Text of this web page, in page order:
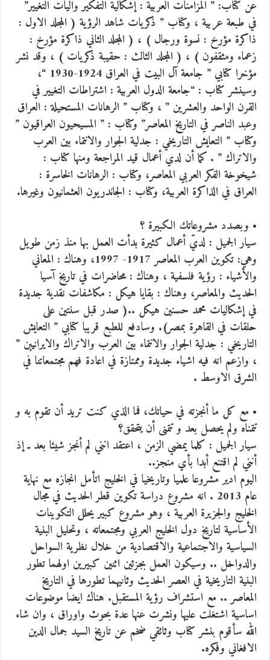
عن كتاب: ” المزامنات العربية : إشكالية التفكير وآليات التغيير”
في طبعة عربية ، وكتاب ” ذكريات شاهد الرؤية ( المجلد الاول :
ذاكرة مؤرخ : نسوة ورجال ) ، ( المجلد الثاني ذاكرة مؤرخ :
زعماء ومثقفون ) ، ( المجلد الثالث : حقيبة ذكريات ) ، وقد نشر
مؤخرا كتابي ” جامعة آل البيت في العراق 1924-1930 “،
وسينشر كتاب : “جامعة الدول العربية : اشتراطات التغيير في
القرن الواحد والعشرين ” ، وكتاب ” الرهانات المستحيلة : العراق
وعبد الناصر في التاريخ المعاصر” وكتاب : ” المسيحيون العراقيون ”
وكتاب ” التعايش التاريخي : جدلية الجوار والانتماء بين العرب
والاتراك ” . كما أن لدي أعمال قيد المراجعة ومنها كتاب :
شيخوخة الفكر العربي المعاصر، وكتاب : الرهانات الخاسرة :
العراق في الذاكرة العربية، وكتاب : الجاندريون العثمانيون وغيرها.
• وبصدد مشروعاتك الكبيرة ؟
سيار الجميل : لديّ أعمال كثيرة بدأت العمل بها منذ زمن طويل
وهي: تكوين العرب المعاصر 1917- 1997، وهناك : المعاني
والأشياء : رؤية فلسفية ، وهناك : محاضرات في تاريخ آسيا
الحديث والمعاصر، وهناك : بقايا هيكل : مكاشفات نقدية جديدة
في إشكاليات محمد حسنين هيكل ..( صدر قبل سنتين على
حلقات في القاهرة بمصر). وسادفع للطبع قريبا كتابي ” التعايش
التاريخي : جدلية الجوار والانتماء بين العرب والاتراك والايرانيين ”
، وازعم انه فيه اشياء جديدة وممتازة في اعادة فهم مجتمعاتنا في
الشرق الاوسط .
• مع كل ما أنجزته في حياتك، فما الذي كنت تريد أن تقوم به و
تتمناه ولم يحصل بعد و تتمنى أن يتحقق؟
سيار الجميل : كلما يمضي الزمن ، اعتقد انني لم أنجز شيئا بعد ـ إذ
أنني لم اقتنع أبدا بأي منجز..
اليوم ادير مشروعا علميا وتاريخيا في الخليج اتأمل انجازه مع نهاية
عام 2013 . انه مشروع دراسة تكوين قطر الحديث في مجال
الخليج والجزيرة العربية ، وهو مشروع كبير يحلل التكوينات
الأساسية لتاريخ دول الخليج العربي ومجتمعاته ، وتحليل البنية
السياسية والاجتماعية والاقتصادية من خلال نظرية السواحل
والدواخل .. وسيكون العمل بجزئين اثنين كبيرين اولهما تطور
البنية التاريخية في العصر الحديث وثانيهما تطورها في التاريخ
المعاصر .. مع استشراف رؤية المستقبل. هناك ايضا موضوعات
اساسية اشتغلت عليها ونشرت عنها عدة بحوث واوراق ، وان شاء
الله سأقوم بنشر كتاب وثائقي ضخم عن تاريخ السيد جمال الدين
الافغاني وفكره.